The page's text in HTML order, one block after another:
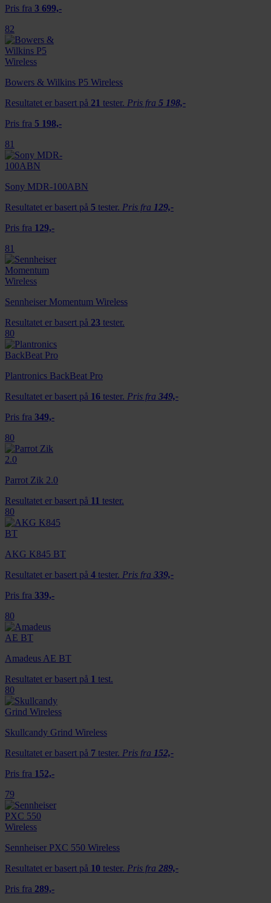
Pris fra 3 699,-
82
Bowers & Wilkins P5 Wireless
Resultatet er basert på 21 tester. Pris fra 5 198,-
Pris fra 5 198,-
81
Sony MDR-100ABN
Resultatet er basert på 5 tester. Pris fra 129,-
Pris fra 129,-
81
Sennheiser Momentum Wireless
Resultatet er basert på 23 tester.
80
Plantronics BackBeat Pro
Resultatet er basert på 16 tester. Pris fra 349,-
Pris fra 349,-
80
Parrot Zik 2.0
Resultatet er basert på 11 tester.
80
AKG K845 BT
Resultatet er basert på 4 tester. Pris fra 339,-
Pris fra 339,-
80
Amadeus AE BT
Resultatet er basert på 1 test.
80
Skullcandy Grind Wireless
Resultatet er basert på 7 tester. Pris fra 152,-
Pris fra 152,-
79
Sennheiser PXC 550 Wireless
Resultatet er basert på 10 tester. Pris fra 289,-
Pris fra 289,-